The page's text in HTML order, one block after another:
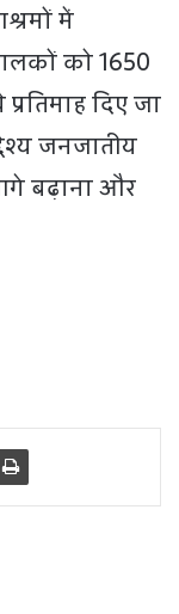
में
को 1650
दिए जा
जनजातीय
आगे बढ़ाना और